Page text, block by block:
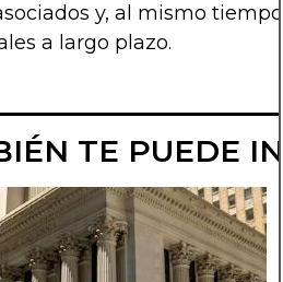
y, al mismo
a largo plazo.
TE PUEDE